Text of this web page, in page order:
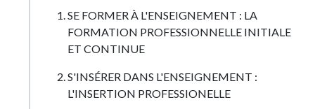
SE FORMER À L'ENSEIGNEMENT : LA
FORMATION PROFESSIONNELLE INITIALE
ET CONTINUE
S'INSÉRER DANS L'ENSEIGNEMENT :
L'INSERTION PROFESSIONELLE